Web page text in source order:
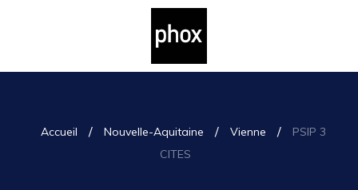
Accueil / Nouvelle-Aquitaine / Vienne /
PSIP 3
CITES